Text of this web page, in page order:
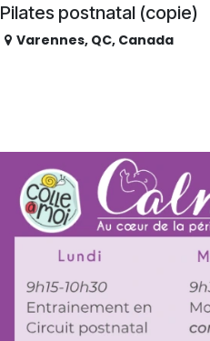
Pilates postnatal (copie)
Varennes, QC, Canada